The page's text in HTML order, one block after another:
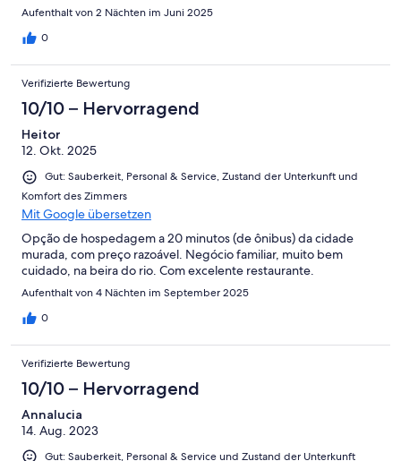
Aufenthalt von 2 Nächten im Juni 2025
0
Verifizierte Bewertung
10/10 – Hervorragend
Heitor
12. Okt. 2025
Gut: Sauberkeit, Personal & Service, Zustand der Unterkunft und
Komfort des Zimmers
Mit Google übersetzen
Opção de hospedagem a 20 minutos (de ônibus) da cidade
murada, com preço razoável. Negócio familiar, muito bem
cuidado, na beira do rio. Com excelente restaurante.
Aufenthalt von 4 Nächten im September 2025
0
Verifizierte Bewertung
10/10 – Hervorragend
Annalucia
14. Aug. 2023
Gut: Sauberkeit, Personal & Service und Zustand der Unterkunft